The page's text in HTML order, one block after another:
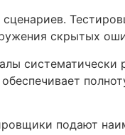
скрытых
систематически
подают